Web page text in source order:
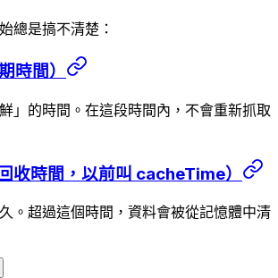
總是搞不清楚：
時間）
」的時間。在這段時間內，不會重新抓取
收時間，以前叫 cacheTime）
。超過這個時間，資料會被從記憶體中清